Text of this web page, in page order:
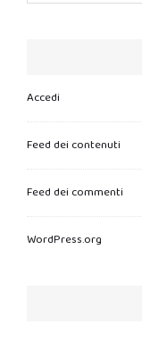
Accedi
Feed dei contenuti
Feed dei commenti
WordPress.org